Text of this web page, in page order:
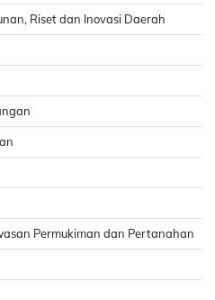
Riset dan Inovasi Daerah
Permukiman dan Pertanahan